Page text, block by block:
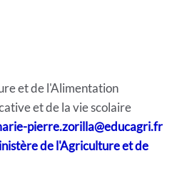
et de l'Alimentation
et de la vie scolaire
pierre.zorilla@educagri.fr
de l'Agriculture et de